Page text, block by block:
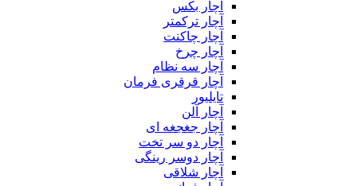
آچار بکس
آچار ترکمتر
آچار چاکنت
آچار چرخ
آچار سه نظام
آچار قرقری فرمان
تایلیور
آچار آلن
آچار جغجغه ای
آچار دو سر تخت
آچار دوسر رینگی
آچار شلاقی